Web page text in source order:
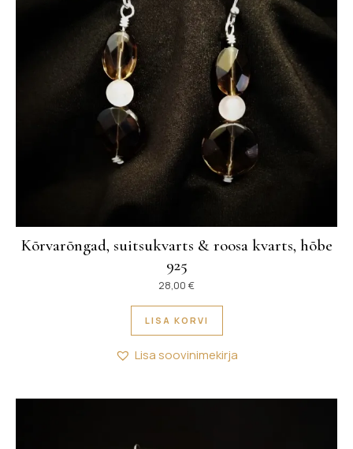
Kõrvarõngad, suitsukvarts & roosa kvarts, hõbe
925
28,00 €
LISA KORVI
Lisa soovinimekirja